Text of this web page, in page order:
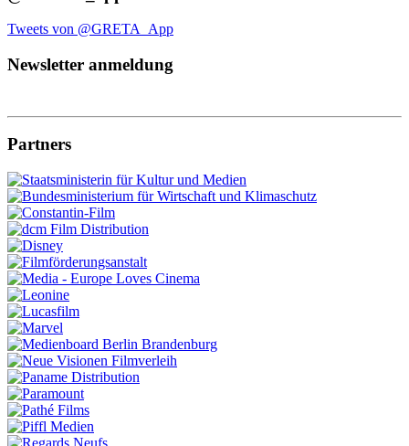
Tweets von @GRETA_App
Newsletter anmeldung
Partners